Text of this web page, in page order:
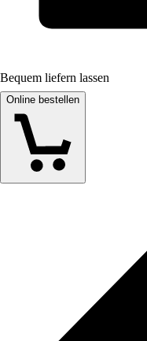
Bequem liefern lassen
Online bestellen